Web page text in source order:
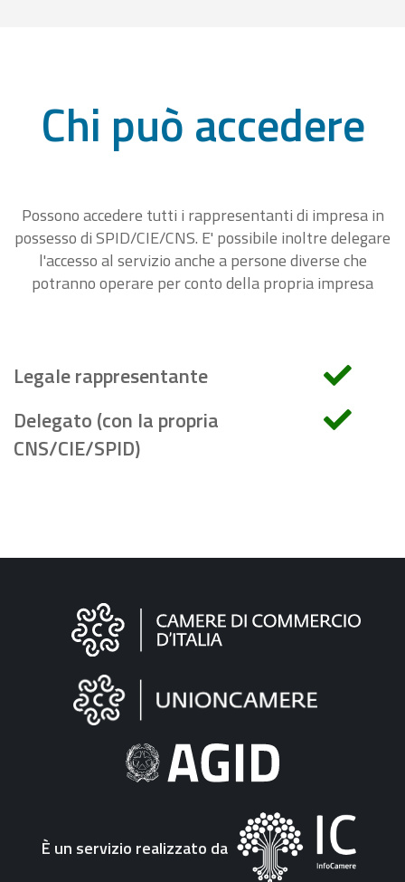
Chi può accedere
Possono accedere tutti i rappresentanti di impresa in
possesso di SPID/CIE/CNS. E' possibile inoltre delegare
l'accesso al servizio anche a persone diverse che
potranno operare per conto della propria impresa
Legale rappresentante
Delegato (con la propria
CNS/CIE/SPID)
Informazioni
"Fattura
Elettronica"
È un servizio realizzato da